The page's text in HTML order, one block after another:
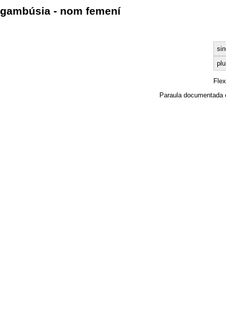
gambúsia - nom femení
Paraula